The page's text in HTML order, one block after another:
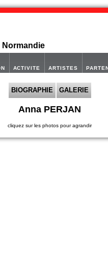
Normandie
ACTIVITE ARTISTES
BIOGRAPHIE GALERIE
Anna PERJAN
cliquez sur les photos pour agrandir